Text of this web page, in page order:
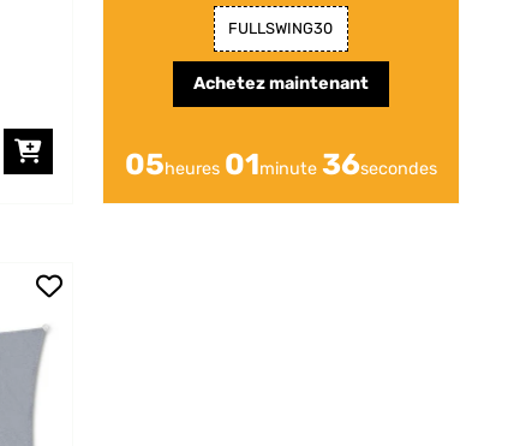
FULLSWING30
Achetez maintenant
05heures 01minute 35secondes